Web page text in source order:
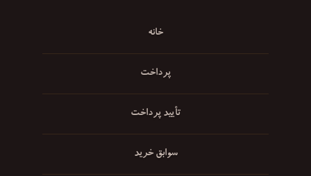
خانه
پرداخت
تأیید پرداخت
سوابق خرید